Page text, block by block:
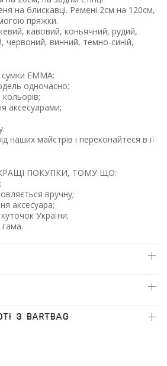
на блискавці. Ремені 2см на 120см,
пряжки.
кавовий, коньячний, рудий,
червоний, винний, темно-синій,
сумки ЕММА:
одночасно;
аксесуарами;
наших майстрів і переконайтеся в її
КРАЩІ ПОКУПКИ, ТОМУ ЩО:
вручну;
аксесуара;
України;
З BARTBAG